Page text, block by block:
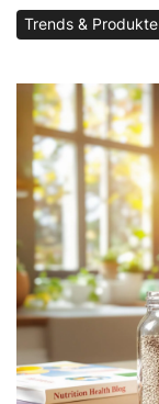
Trends & Produkte